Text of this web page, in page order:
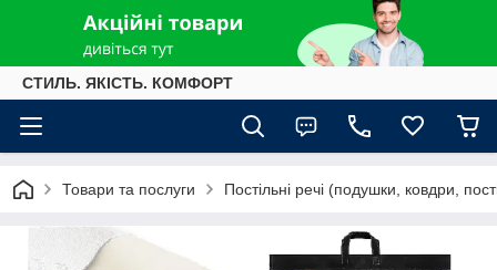
СТИЛЬ. ЯКІСТЬ. КОМФОРТ
Товари та послуги Постільні речі (подушки, ковдри,